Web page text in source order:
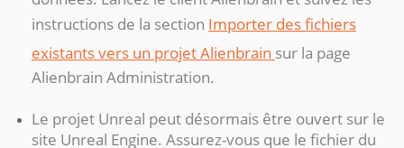
instructions de la section Importer des fichiers
existants vers un projet Alienbrain sur la page
Alienbrain Administration.
Le projet Unreal peut désormais être ouvert sur le
site Unreal Engine. Assurez-vous que le fichier du